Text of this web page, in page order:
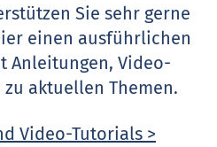
Sie sehr gerne
einen ausführlichen
Anleitungen, Video-
zu aktuellen Themen.
Video-Tutorials >